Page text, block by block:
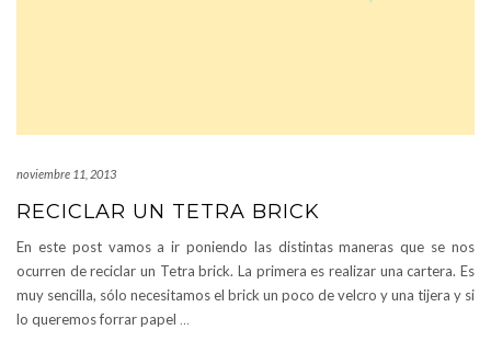
noviembre 11, 2013
RECICLAR UN TETRA BRICK
En este post vamos a ir poniendo las distintas maneras que se nos
ocurren de reciclar un Tetra brick. La primera es realizar una cartera. Es
muy sencilla, sólo necesitamos el brick un poco de velcro y una tijera y si
lo queremos forrar papel …